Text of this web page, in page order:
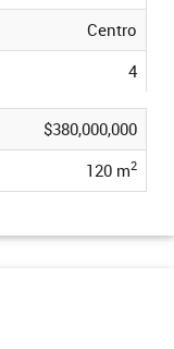
Centro
4
$380,000,000
120 m2